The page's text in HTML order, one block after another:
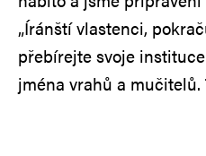
„Íránští vlastenci,
přebírejte svoje
jména vrahů a mučitelů.